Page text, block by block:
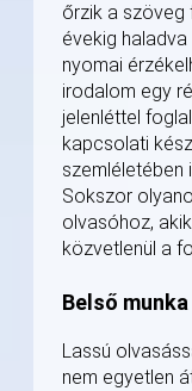
őrzik a szöveg
évekig
nyomai
irodalom egy
jelenléttel
kapcsolati
szemléletében
Sokszor
olvasóhoz,
közvetlenül a
Belső
Lassú
nem egyetlen